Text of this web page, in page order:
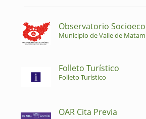
Observatorio
Municipio de Valle de
Folleto Turístico
Folleto Turístico
OAR Cita Previa